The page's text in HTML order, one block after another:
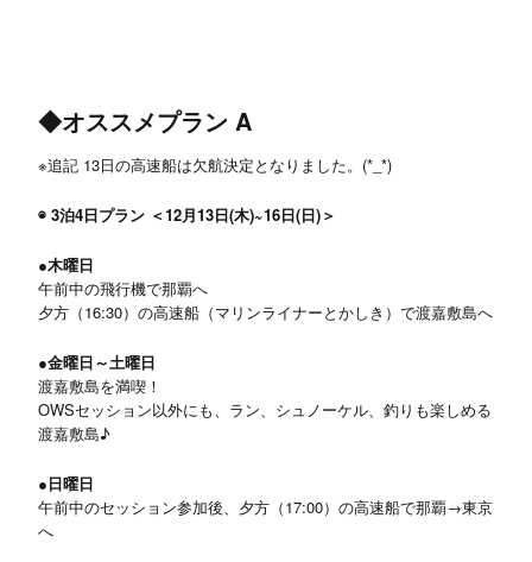
◆オススメプラン A
※追記 13日の高速船は欠航決定となりました。(*_*)
◉ 3泊4日プラン ＜12月13日(木)~16日(日)＞
●木曜日
午前中の飛行機で那覇へ
夕方（16:30）の高速船（マリンライナーとかしき）で渡嘉敷島へ
●金曜日～土曜日
渡嘉敷島を満喫！
OWSセッション以外にも、ラン、シュノーケル、釣りも楽しめる
渡嘉敷島♪
●日曜日
午前中のセッション参加後、夕方（17:00）の高速船で那覇→東京
へ